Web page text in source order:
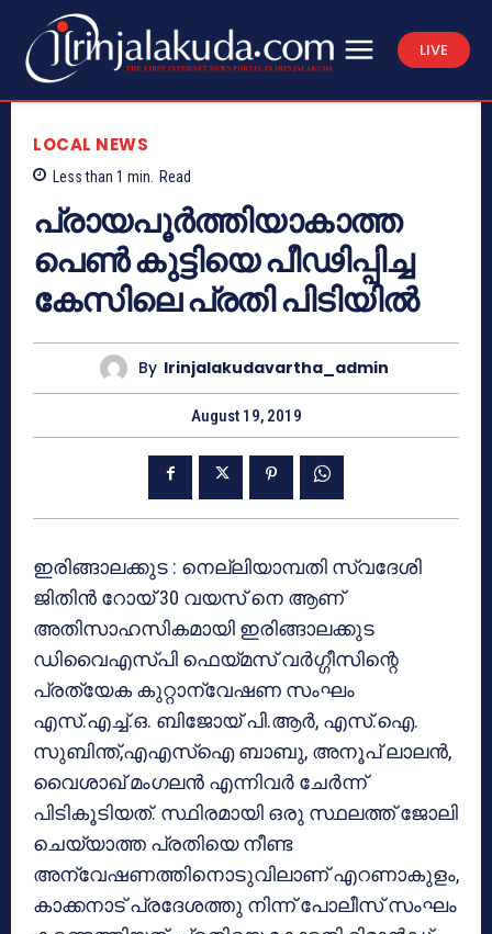
LIVE
LOCAL NEWS
Less than 1 min. Read
പ്രായപൂര്‍ത്തിയാകാത്ത
പെണ്‍ കുട്ടിയെ പീഢിപ്പിച്ച
കേസിലെ പ്രതി പിടിയില്‍
By Irinjalakudavartha_admin
August 19, 2019
ഇരിങ്ങാലക്കുട : നെല്ലിയാമ്പതി സ്വദേശി
ജിതിന്‍ റോയ് 30 വയസ് നെ ആണ്
അതിസാഹസികമായി ഇരിങ്ങാലക്കുട
ഡിവൈഎസ്പി ഫെയ്മസ് വര്‍ഗ്ഗീസിന്റെ
പ്രത്യേക കുറ്റാന്വേഷണ സംഘം
എസ്.എച്ച്.ഒ. ബിജോയ് പി.ആര്‍, എസ്.ഐ.
സുബിന്ത്,എഎസ്‌ഐ ബാബു, അനൂപ് ലാലന്‍,
വൈശാഖ് മംഗലന്‍ എന്നിവര്‍ ചേര്‍ന്ന്
പിടികൂടിയത്. സ്ഥിരമായി ഒരു സ്ഥലത്ത് ജോലി
ചെയ്യാത്ത പ്രതിയെ നീണ്ട
അന്വേഷണത്തിനൊടുവിലാണ് എറണാകുളം,
കാക്കനാട് പ്രദേശത്തു നിന്ന് പോലീസ് സംഘം